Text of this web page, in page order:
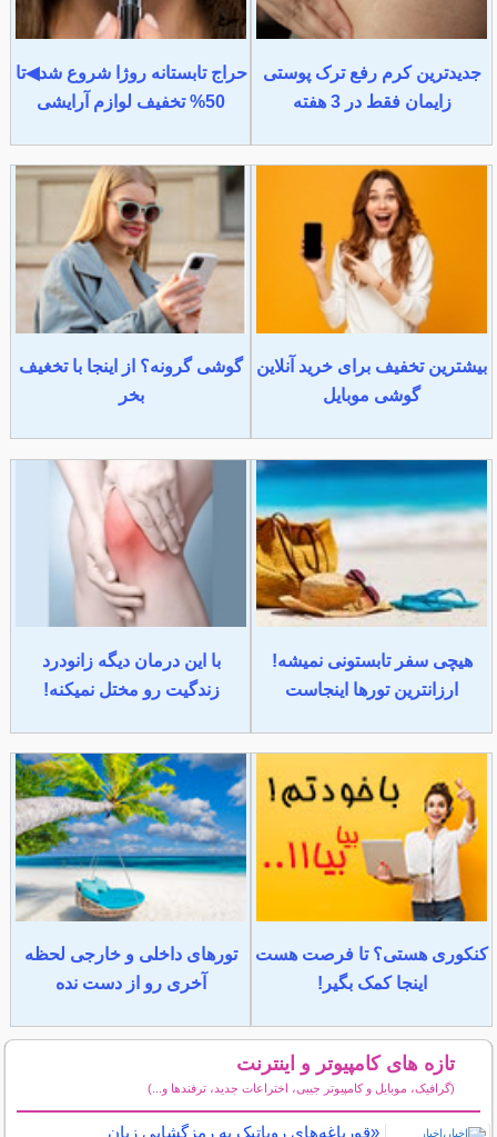
جدیدترین کرم رفع ترک پوستی
زایمان فقط در 3 هفته
حراج تابستانه روژا شروع شد◀تا
50% تخفیف لوازم آرایشی
بیشترین تخفیف برای خرید آنلاین
گوشی موبایل
گوشی گرونه؟ از اینجا با تخغیف
بخر
هیچی سفر تابستونی نمیشه!
ارزانترین تورها اینجاست
با این درمان دیگه زانودرد
زندگیت رو مختل نمیکنه!
کنکوری هستی؟ تا فرصت هست
اینجا کمک بگیر!
تورهای داخلی و خارجی لحظه
آخری رو از دست نده
تازه های کامپیوتر و اینترنت
(گرافیک، موبایل و کامپیوتر جیبی، اختراعات جدید، ترفندها و...)
«قورباغه‌های روباتیک به رمزگشایی زبان